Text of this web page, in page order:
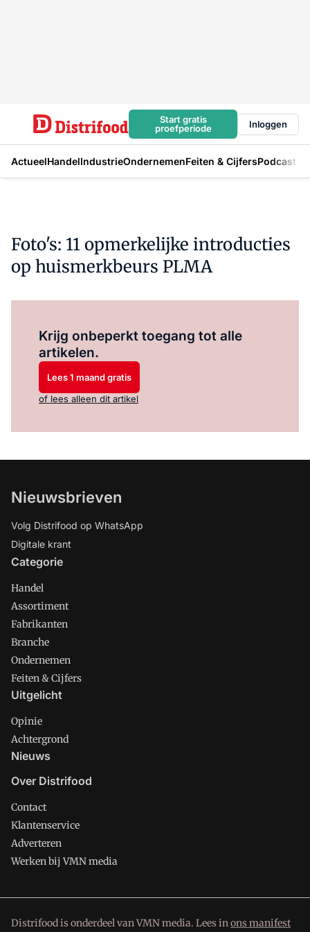
Start gratis
proefperiode
Inloggen
ActueelHandelIndustrieOndernemenFeiten & CijfersPodcast
Foto's: 11 opmerkelijke introducties
op huismerkbeurs PLMA
Krijg onbeperkt toegang tot alle
artikelen.
Lees 1 maand gratis
of lees alleen dit artikel
Nieuwsbrieven
Volg Distrifood op WhatsApp
Digitale krant
Categorie
Handel
Assortiment
Fabrikanten
Branche
Ondernemen
Feiten & Cijfers
Uitgelicht
Opinie
Achtergrond
Nieuws
Over Distrifood
Contact
Klantenservice
Adverteren
Werken bij VMN media
Distrifood is onderdeel van VMN media. Lees inons manifest